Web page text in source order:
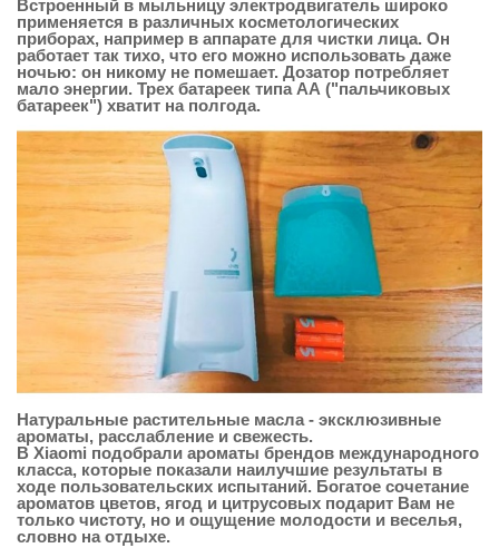
Встроенный в мыльницу электродвигатель широко
применяется в различных косметологических
приборах, например в аппарате для чистки лица. Он
работает так тихо, что его можно использовать даже
ночью: он никому не помешает. Дозатор потребляет
мало энергии. Трех батареек типа АА ("пальчиковых
батареек") хватит на полгода.
Натуральные растительные масла - эксклюзивные
ароматы, расслабление и свежесть.
В Xiaomi подобрали ароматы брендов международного
класса, которые показали наилучшие результаты в
ходе пользовательских испытаний. Богатое сочетание
ароматов цветов, ягод и цитрусовых подарит Вам не
только чистоту, но и ощущение молодости и веселья,
словно на отдыхе.